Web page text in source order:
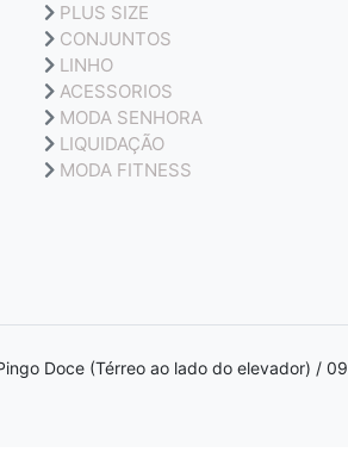
PLUS SIZE
CONJUNTOS
LINHO
ACESSORIOS
MODA SENHORA
LIQUIDAÇÃO
MODA FITNESS
Doce (Térreo ao lado do elevador) /